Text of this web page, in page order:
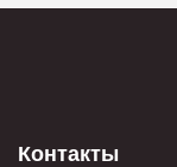
Контакты